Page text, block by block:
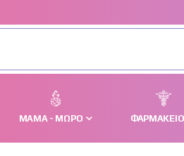
ΜΑΜΆ - ΜΩΡΌ ΦΑΡΜΑΚΕΊΟ